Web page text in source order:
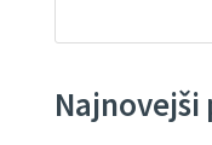
Najnovejši